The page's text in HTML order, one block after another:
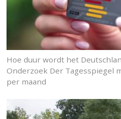
Hoe duur wordt het
Onderzoek Der Tagesspiegel
per maand